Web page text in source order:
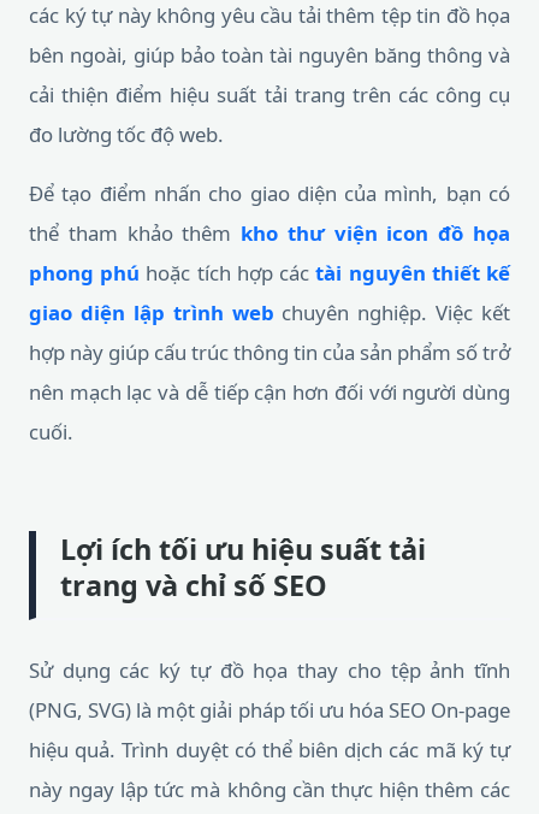
các ký tự này không yêu cầu tải thêm tệp tin đồ họa
bên ngoài, giúp bảo toàn tài nguyên băng thông và
cải thiện điểm hiệu suất tải trang trên các công cụ
đo lường tốc độ web.
Để tạo điểm nhấn cho giao diện của mình, bạn có
thể tham khảo thêm kho thư viện icon đồ họa
phong phú hoặc tích hợp cáctài nguyên thiết kế
giao diện lập trình web chuyên nghiệp. Việc kết
hợp này giúp cấu trúc thông tin của sản phẩm số trở
nên mạch lạc và dễ tiếp cận hơn đối với người dùng
cuối.
Lợi ích tối ưu hiệu suất tải
trang và chỉ số SEO
Sử dụng các ký tự đồ họa thay cho tệp ảnh tĩnh
(PNG, SVG) là một giải pháp tối ưu hóa SEO On-page
hiệu quả. Trình duyệt có thể biên dịch các mã ký tự
này ngay lập tức mà không cần thực hiện thêm các